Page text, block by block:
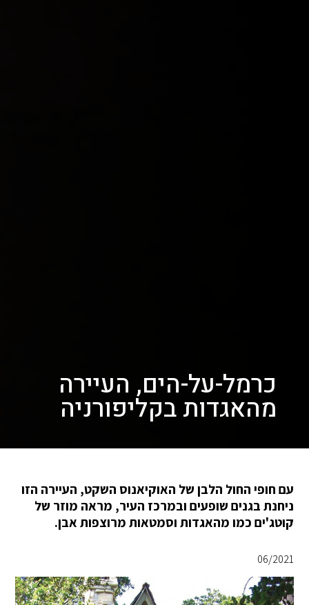
כרמל-על-הים, העיירה
מהאגדות בקליפורניה
עם חופי החול הלבן של האוקיאנוס השקט, העיירה הזו
ניחנת בגנים שופעים ובמרכז העיר, מראה מוזר של
קוטג'ים כמו מהאגדות וסמטאות מרוצפות אבן.
06/2021